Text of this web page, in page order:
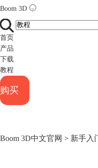
Boom 3D
首页
产品
下载
教程
购买
Boom 3D中文官网 > 新手入